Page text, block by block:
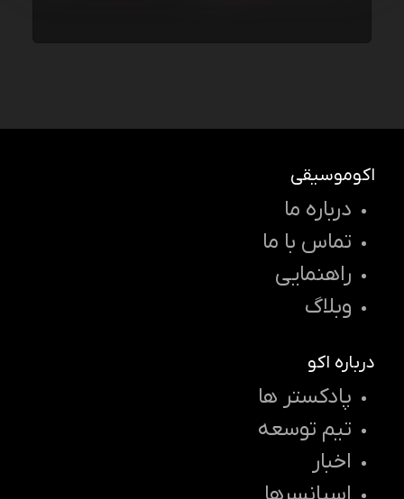
اکوموسیقی
درباره ما
تماس با ما
راهنمایی
وبلاگ
درباره اکو
پادکستر ها
تیم توسعه
اخبار